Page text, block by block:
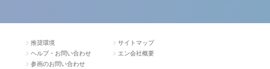
推奨環境
ヘルプ・お問い合わせ
参画のお問い合わせ
サイトマップ
エン会社概要